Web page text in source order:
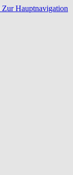
Zur Hauptnavigation